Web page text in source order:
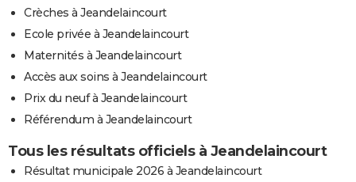
Crèches à Jeandelaincourt
Ecole privée à Jeandelaincourt
Maternités à Jeandelaincourt
Accès aux soins à Jeandelaincourt
Prix du neuf à Jeandelaincourt
Référendum à Jeandelaincourt
Tous les résultats officiels à Jeandelaincourt
Résultat municipale 2026 à Jeandelaincourt